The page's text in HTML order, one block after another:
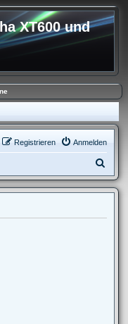
XT600 und
Anmelden
Registrieren
u